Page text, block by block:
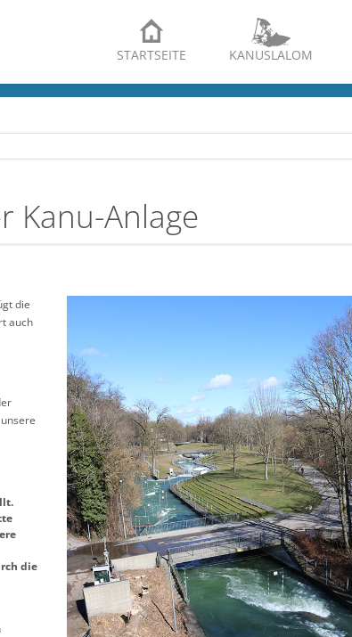
STARTSEITE KANUSLALOM
Kanu-Anlage
die
auch
die